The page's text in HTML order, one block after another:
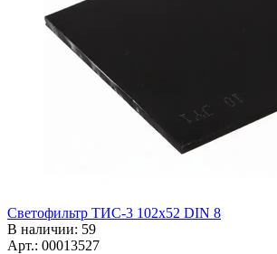
Светофильтр ТИС-3 102х52 DIN 8
В наличии: 59
Арт.: 00013527